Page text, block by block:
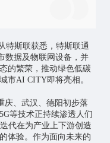
特斯联获悉，特斯联通
数据及物联网 设备，并
的繁荣，推动绿色低碳
市AI CITY即将亮相。
庆、武汉、德阳初步落
等技术正持续渗透人们
代在为产业上下游创造
体验。作为面向未来的